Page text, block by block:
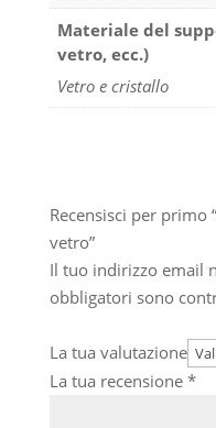
Materiale del
vetro, ecc.)
Vetro e cristallo
Recensisci per primo
vetro”
Il tuo indirizzo email
obbligatori sono
La tua valutazione
La tua recensione *